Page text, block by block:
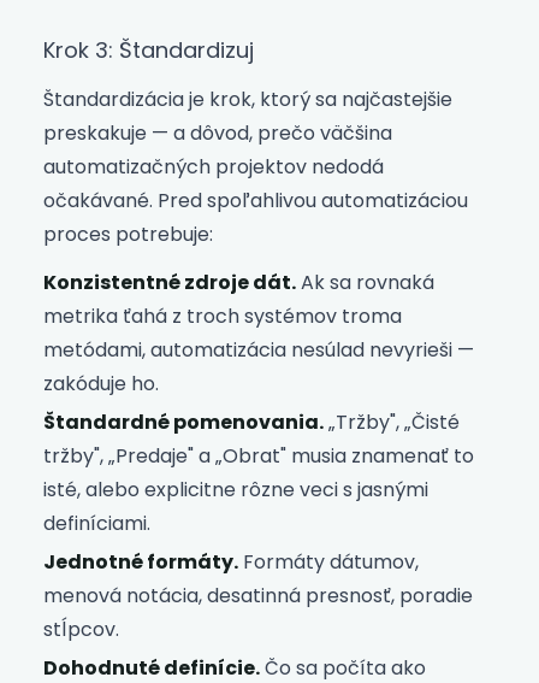
Krok 3: Štandardizuj
Štandardizácia je krok, ktorý sa najčastejšie
preskakuje — a dôvod, prečo väčšina
automatizačných projektov nedodá
očakávané. Pred spoľahlivou automatizáciou
proces potrebuje:
Konzistentné zdroje dát.Ak sa rovnaká
metrika ťahá z troch systémov troma
metódami, automatizácia nesúlad nevyrieši —
zakóduje ho.
Štandardné pomenovania.„Tržby", „Čisté
tržby", „Predaje" a „Obrat" musia znamenať to
isté, alebo explicitne rôzne veci s jasnými
definíciami.
Jednotné formáty. Formáty dátumov,
menová notácia, desatinná presnosť, poradie
stĺpcov.
Dohodnuté definície.Čo sa počíta ako